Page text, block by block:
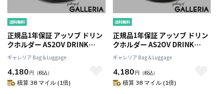
正規品1年保証 アッソブ ドリン
クホルダー AS2OV DRINK
HOLDER LANTERN STAND
OPTION ランタンスタンド オプ
ション ボトルホルダー ペット
ボトル 保温 保冷 手持ち 軽量 高
ギャレリア Bag＆Luggage
4,180 円 （税込）
積算 38 マイル (1倍)
正規品1年保証 アッソブ ドリン
クホルダー AS2OV DRINK
HOLDER LANTERN STAND
OPTION ランタンスタンド オプ
ション ボトルホルダー ペット
ボトル 保温 保冷 手持ち 軽量 高
ギャレリア Bag＆Luggage
4,180 円 （税込）
積算 38 マイル (1倍)